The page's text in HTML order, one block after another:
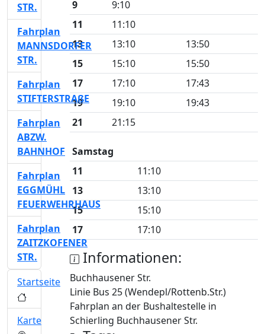
9
9:10
11
11:10
13
13:10
13:50
15
15:10
15:50
17
17:10
17:43
19
19:10
19:43
21
21:15
Samstag
11
11:10
13
13:10
15
15:10
17
17:10
Informationen:
Buchhausener Str.
Linie Bus 25 (Wendepl/Rottenb.Str.)
Fahrplan an der Bushaltestelle in
Schierling Buchhausener Str.
STR.
Fahrplan
MANNSDORFER
STR.
Fahrplan
STIFTERSTRAßE
Fahrplan
ABZW.
BAHNHOF
Fahrplan
EGGMÜHL
FEUERWEHRHAUS
Fahrplan
ZAITZKOFENER
STR.
Startseite
Karte